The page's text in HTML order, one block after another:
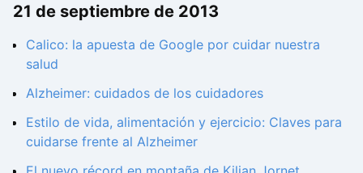
21 de septiembre de 2013
Calico: la apuesta de Google por cuidar nuestra
salud
Alzheimer: cuidados de los cuidadores
Estilo de vida, alimentación y ejercicio: Claves para
cuidarse frente al Alzheimer